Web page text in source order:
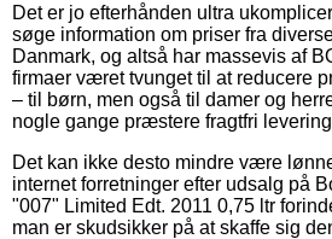
Det er jo efterhånden ultra
søge information om priser fra
Danmark, og altså har massevis af
firmaer været tvunget til at reducere
– til børn, men også til damer og
nogle gange præstere fragtfri
Det kan ikke desto mindre være
internet forretninger efter udsalg på
"007" Limited Edt. 2011 0,75 ltr
man er skudsikker på at skaffe sig